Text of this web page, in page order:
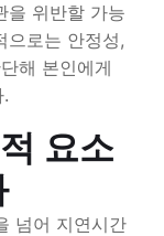
을 위반할 가능
으로는 안정성,
해 본인에게
요소
넘어 지연시간